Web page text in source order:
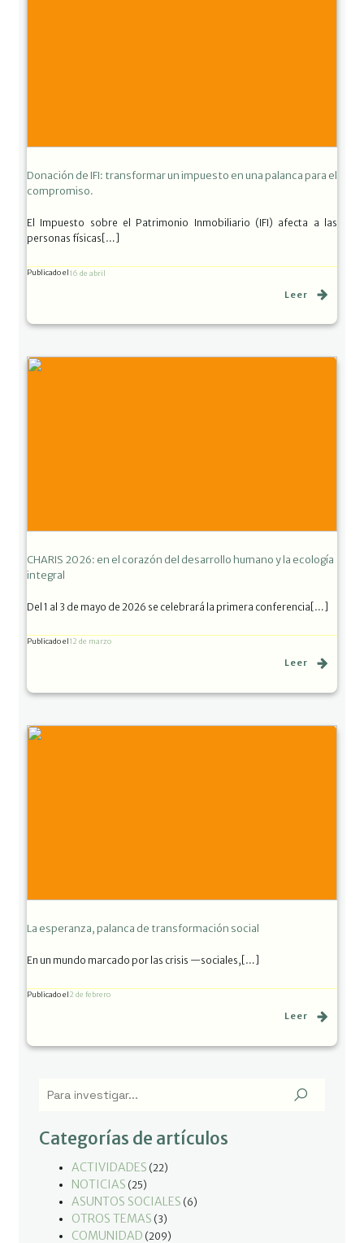
Donación de IFI: transformar un impuesto en una palanca para el
compromiso.
El Impuesto sobre el Patrimonio Inmobiliario (IFI) afecta a las
personas físicas[…]
Publicado el16 de abril
Leer
CHARIS 2026: en el corazón del desarrollo humano y la ecología
integral
Del 1 al 3 de mayo de 2026 se celebrará la primera conferencia[…]
Publicado el12 de marzo
Leer
La esperanza, palanca de transformación social
En un mundo marcado por las crisis —sociales,[…]
Publicado el2 de febrero
Leer
Categorías de artículos
ACTIVIDADES (22)
NOTICIAS (25)
ASUNTOS SOCIALES (6)
OTROS TEMAS (3)
COMUNIDAD (209)